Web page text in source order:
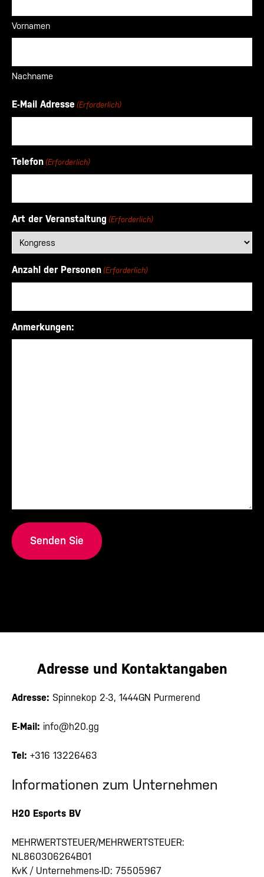
Vornamen
Nachname
E-Mail Adresse (Erforderlich)
Telefon (Erforderlich)
Art der Veranstaltung (Erforderlich)
Anzahl der Personen (Erforderlich)
Anmerkungen:
Adresse und Kontaktangaben
Adresse: Spinnekop 2-3, 1444GN Purmerend
E-Mail: info@h20.gg
Tel: +316 13226463
Informationen zum Unternehmen
H20 Esports BV
MEHRWERTSTEUER/MEHRWERTSTEUER:
NL860306264B01
KvK / Unternehmens-ID: 75505967